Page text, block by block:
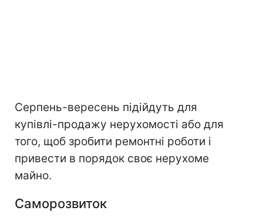
Серпень-вересень підійдуть для
купівлі-продажу нерухомості або для
того, щоб зробити ремонтні роботи і
привести в порядок своє нерухоме
майно.
Саморозвиток